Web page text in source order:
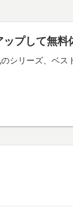
プして無料
シリーズ、ベ